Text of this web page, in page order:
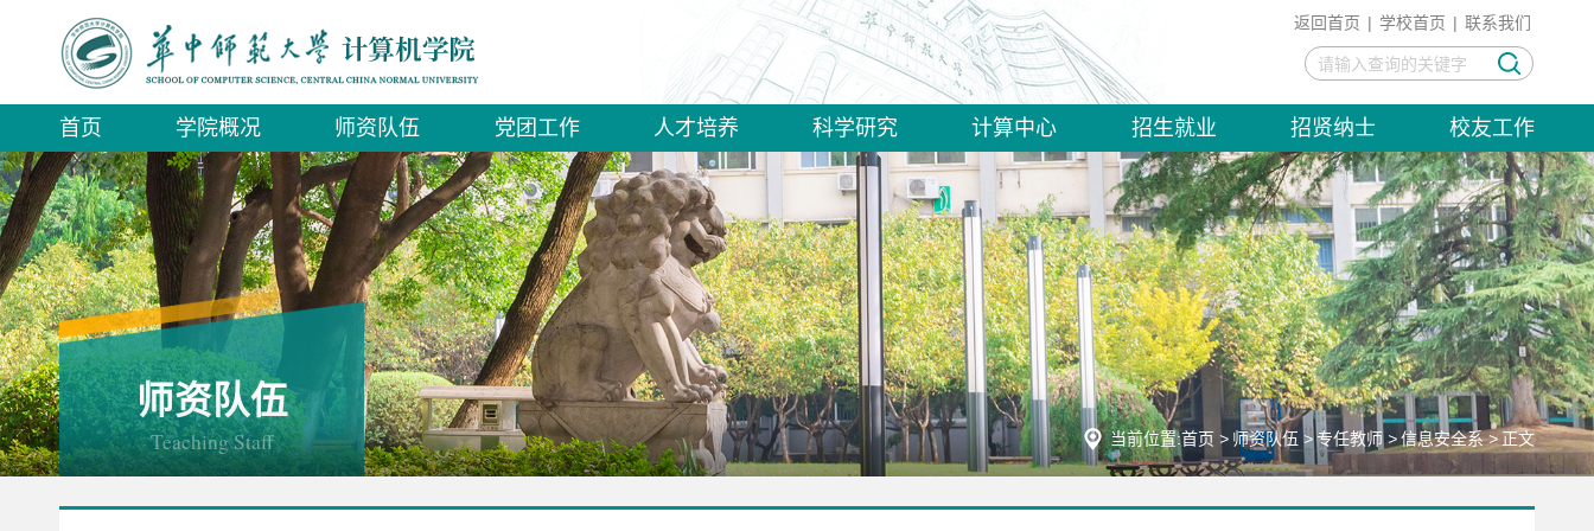
返回首页 | 学校首页 | 联系我们
首页 学院概况 师资队伍 党团工作 人才培养 科学研究 计算中心 招生就业 招贤纳士 校友工作
师资队伍
Teaching Staff 当前位置:首页 > 师资队伍 > 专任教师 > 信息安全系 > 正文